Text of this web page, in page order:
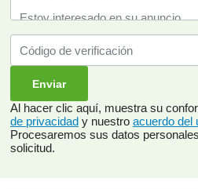
Al hacer clic aquí, muestra su
de privacidad y nuestro acuerdo del
Procesaremos sus datos
solicitud.